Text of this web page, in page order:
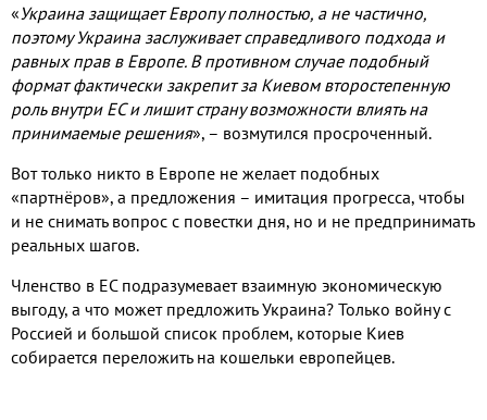
«Украина защищает Европу полностью, а не частично,
поэтому Украина заслуживает справедливого подхода и
равных прав в Европе. В противном случае подобный
формат фактически закрепит за Киевом второстепенную
роль внутри ЕС и лишит страну возможности влиять на
принимаемые решения», – возмутился просроченный.
Вот только никто в Европе не желает подобных
«партнёров», а предложения – имитация прогресса, чтобы
и не снимать вопрос с повестки дня, но и не предпринимать
реальных шагов.
Членство в ЕС подразумевает взаимную экономическую
выгоду, а что может предложить Украина? Только войну с
Россией и большой список проблем, которые Киев
собирается переложить на кошельки европейцев.